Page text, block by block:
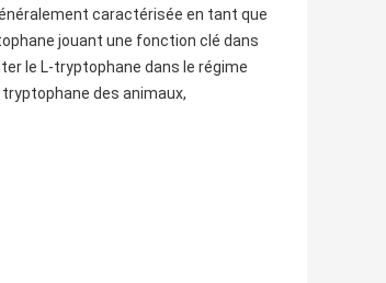
caractérisée en tant que
jouant une fonction clé dans
le L-tryptophane dans le régime
des animaux,